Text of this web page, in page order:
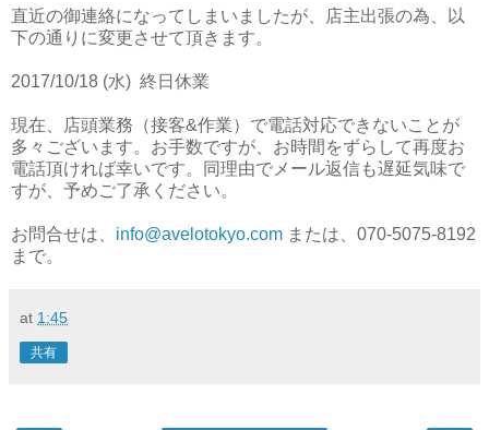
直近の御連絡になってしまいましたが、店主出張の為、以
下の通りに変更させて頂きます。
2017/10/18 (水) 終日休業
現在、店頭業務（接客&作業）で電話対応できないことが
多々ございます。お手数ですが、お時間をずらして再度お
電話頂ければ幸いです。同理由でメール返信も遅延気味で
すが、予めご了承ください。
お問合せは、 info@avelotokyo.com または、070-5075-8192
まで。
at 1:45
共有